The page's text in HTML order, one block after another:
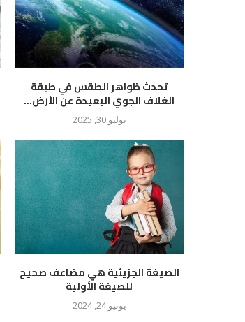
تحدث ظواهر الطقس في طبقة
الغلاف الجوي البعيدة عن الأرض...
يوليو 30, 2025
الصيغة الجزيئية هي مضاعف صحيح
للصيغة الأولية
يونيو 24, 2024